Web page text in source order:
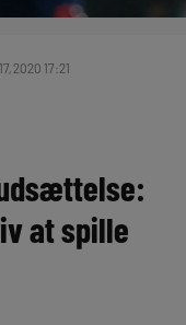
2020 17:21
at spille